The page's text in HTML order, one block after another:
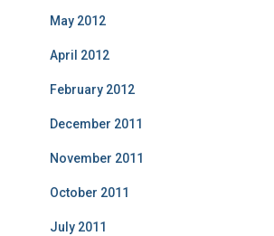
May 2012
April 2012
February 2012
December 2011
November 2011
October 2011
July 2011